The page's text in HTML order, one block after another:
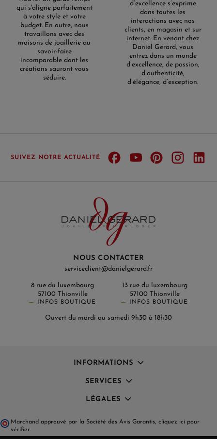
qui s'aligne parfaitement
à votre style et votre
budget. En outre, nous
travaillons avec des
maisons de joaillerie au
savoir-faire
incomparable dont les
créations sauront vous
séduire.
d’excellence s’exprime
dans toutes les
interactions avec nos
clients, en magasin et sur
internet. En venant chez
Daniel Gerard, vous
entrez dans un monde
d’excellence, de passion,
d’authenticité,
d’élégance, d’exception.
SUIVEZ NOTRE ACTUALITÉ
NOUS CONTACTER
serviceclient@danielgerard.fr
8 rue du luxembourg
57100 Thionville
INFOS BOUTIQUE
13 rue du luxembourg
57100 Thionville
INFOS BOUTIQUE
Ouvert du mardi au samedi 9h30 à 18h30
INFORMATIONS
SERVICES
LÉGALES
Marchand approuvé par la Société des Avis Garantis, cliquez ici pour
vérifier.